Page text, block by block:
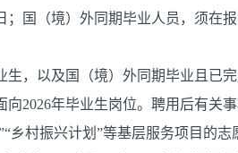
；国（境）外同期毕业人员，须在
生，以及国（境）外同期毕业且已
2026年毕业生岗位。聘用后有关事
乡村振兴计划”等基层服务项目的